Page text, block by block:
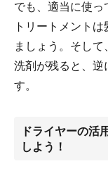
でも、適当に使っ
トリートメント
ましょう。そして
洗剤が残ると、逆
す。
ドライヤーの活
しよう！